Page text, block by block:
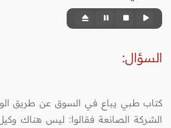
السؤال:
كتاب طبي يباع في السوق عن طريق
الشركة الصانعة فقالوا: ليس هناك